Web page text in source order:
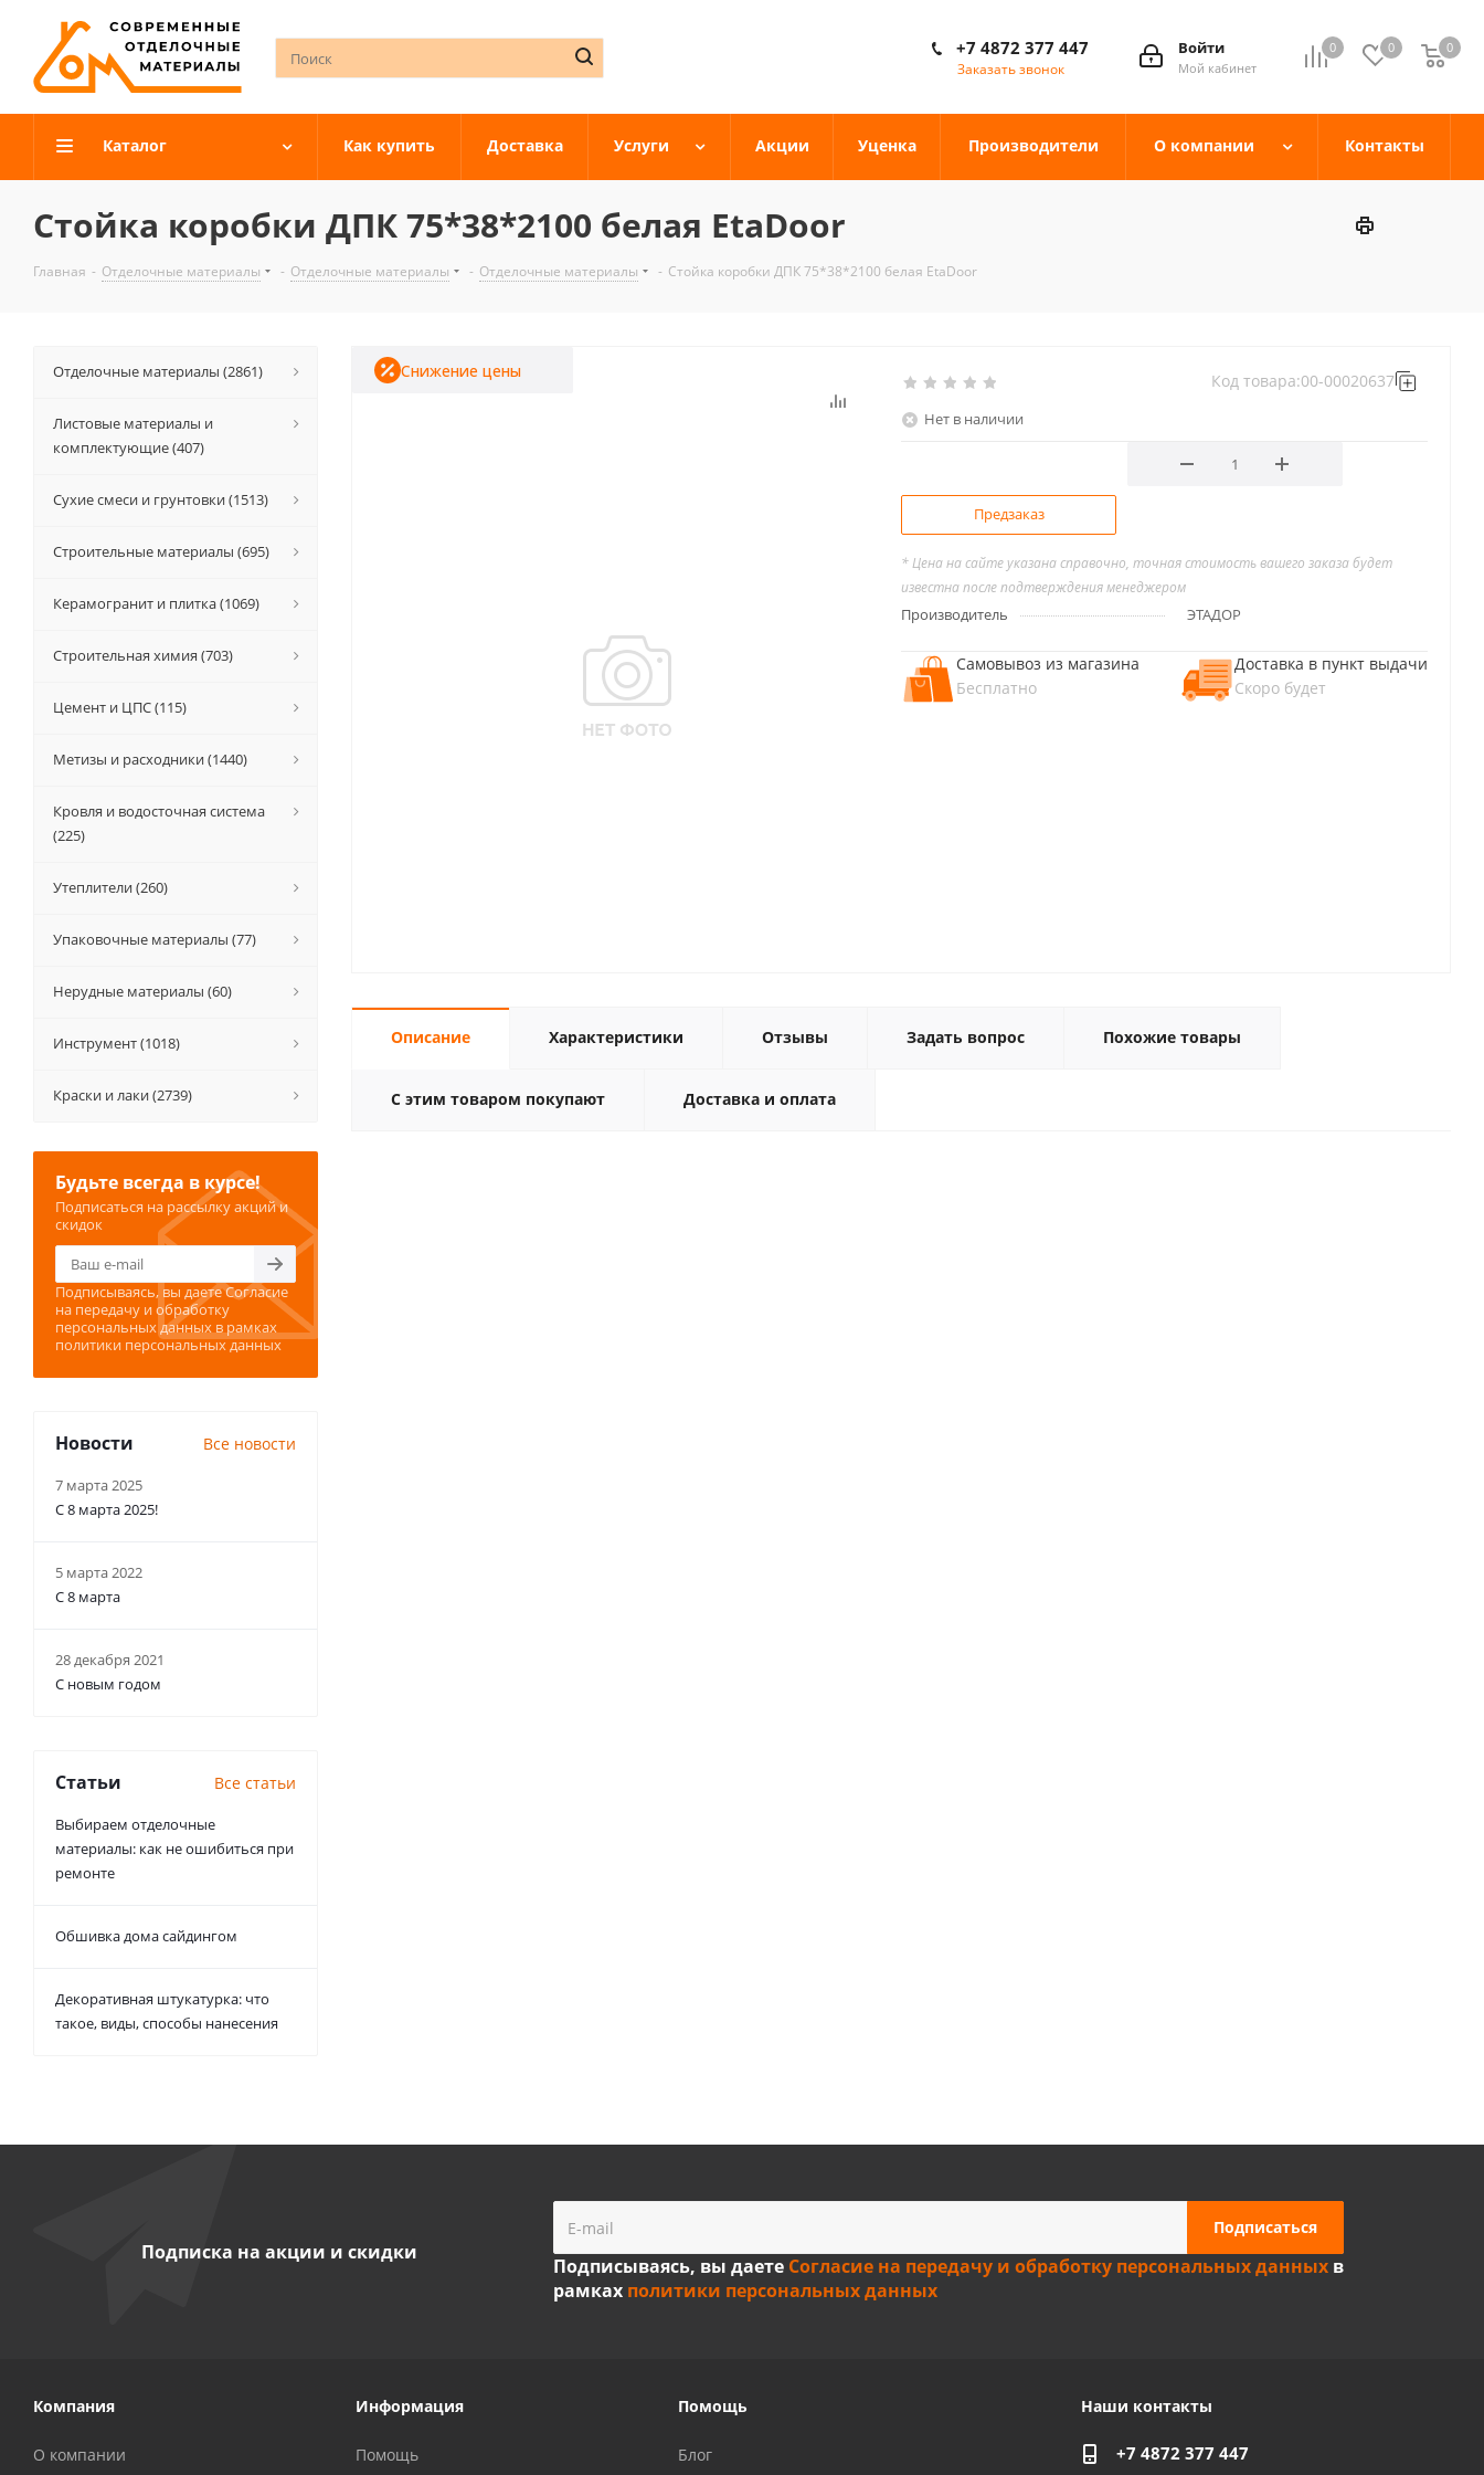
0 0 0
Войти
Мой кабинет
+7 4872 377 447
Заказать звонок
Каталог Как купить Доставка Услуги Акции Уценка Производители О компании Контакты
Стойка коробки ДПК 75*38*2100 белая EtaDoor
Главная - Отделочные материалы - Отделочные материалы - Отделочные материалы - Стойка коробки ДПК 75*38*2100 белая EtaDoor
Нет в наличии
Код товара:00-00020637
Снижение цены
Предзаказ
* Цена на сайте указана справочно, точная стоимость вашего заказа будет
известна после подтверждения менеджером
Производитель ЭТАДОР
Самовывоз из магазина
Бесплатно
Доставка в пункт выдачи
Скоро будет
Описание Характеристики Отзывы Задать вопрос Похожие товары
С этим товаром покупают Доставка и оплата
Отделочные материалы (2861)
Листовые материалы и
комплектующие (407)
Сухие смеси и грунтовки (1513)
Строительные материалы (695)
Керамогранит и плитка (1069)
Строительная химия (703)
Цемент и ЦПС (115)
Метизы и расходники (1440)
Кровля и водосточная система
(225)
Утеплители (260)
Упаковочные материалы (77)
Нерудные материалы (60)
Инструмент (1018)
Краски и лаки (2739)
Будьте всегда в курсе!
Подписаться на рассылку акций и
скидок
Подписываясь, вы даетеСогласие
на передачу и обработку
персональных данных в рамках
политики персональных данных
Новости Все новости
7 марта 2025
С 8 марта 2025!
5 марта 2022
С 8 марта
28 декабря 2021
С новым годом
Статьи Все статьи
Выбираем отделочные
материалы: как не ошибиться при
ремонте
Обшивка дома сайдингом
Декоративная штукатурка: что
такое, виды, способы нанесения
Подписка на акции и скидки
Подписываясь, вы даете Согласие на передачу и обработку персональных данныхв
рамках политики персональных данных
Компания
О компании
Информация
Помощь
Помощь
Блог
Наши контакты
+7 4872 377 447